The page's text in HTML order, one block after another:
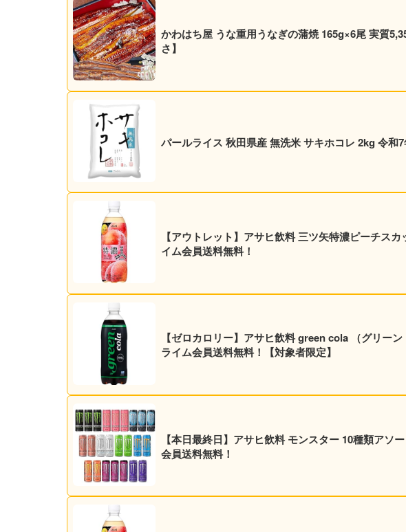
かわはち屋 うな重用うなぎの蒲焼 165g×6尾 実質
さ】
パールライス 秋田県産 無洗米 サキホコレ 2kg 令和
【アウトレット】アサヒ飲料 三ツ矢特濃ピーチス
イム会員送料無料！
【ゼロカロリー】アサヒ飲料 green cola （グリー
ライム会員送料無料！【対象者限定】
【本日最終日】アサヒ飲料 モンスター 10種類アソ
会員送料無料！